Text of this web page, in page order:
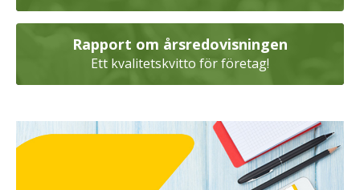
Rapport om årsredovisningen
Ett kvalitetskvitto för företag!